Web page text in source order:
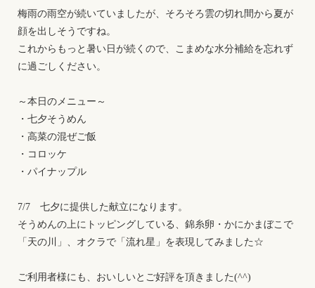
梅雨の雨空が続いていましたが、そろそろ雲の切れ間から夏が
顔を出しそうですね。
これからもっと暑い日が続くので、こまめな水分補給を忘れず
に過ごしください。
～本日のメニュー～
・七夕そうめん
・高菜の混ぜご飯
・コロッケ
・パイナップル
7/7 七夕に提供した献立になります。
そうめんの上にトッピングしている、錦糸卵・かにかまぼこで
「天の川」、オクラで「流れ星」を表現してみました☆
ご利用者様にも、おいしいとご好評を頂きました(^^)